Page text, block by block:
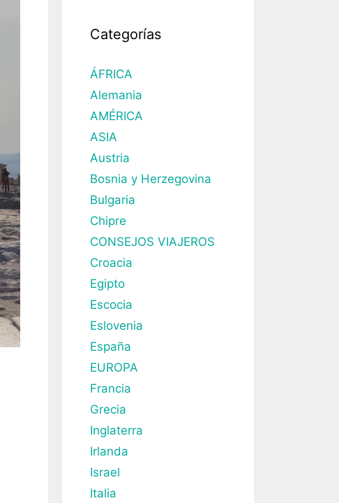
Categorías
ÁFRICA
Alemania
AMÉRICA
ASIA
Austria
Bosnia y Herzegovina
Bulgaria
Chipre
CONSEJOS VIAJEROS
Croacia
Egipto
Escocia
Eslovenia
España
EUROPA
Francia
Grecia
Inglaterra
Irlanda
Israel
Italia